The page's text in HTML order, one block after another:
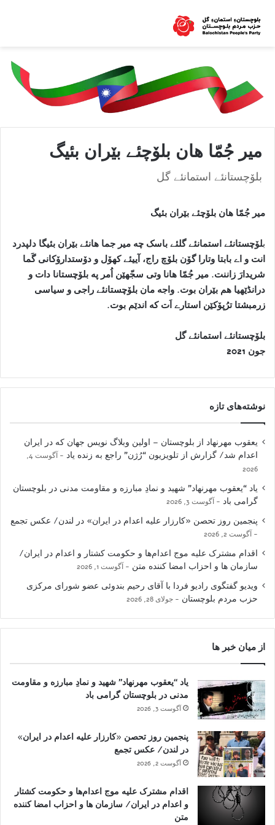
میر جُمّا هان بلۆچئے بێران بئیگ
بلۆچستانئے استمانئے گل
میر جُمّا هان بلۆچئے بێران بئیگ
بلۆچستانئے استمانئے گلئے باسک چه میر جما هانئے بێران بئیگا دلپدرد
انت و اے بابتا وتارا گۆن بلۆچ راج، آییئے کهۆل و دۆستدارۆکانی گَما
شریدارَ زاننت. میر جُمّا هانا وتی سجّهێن اُمر په بلۆچستانا دات و
درانڈێهیا هم بێران بوت. واجه مان بلۆچستانئے راجی و سیاسی
زرمبشتا ترُپۆکێن استارے اَت که اندێم بوت.
بلۆچستانئے استمانئے گل
جون 2021
نوشته‌های تازه
یعقوب مهرنهاد از بلوچستان – اولین وبلاگ نویس جهان که در ایران
اعدام شد/ گزارش از تلویزیون “رُژن” راجع به زنده یاد
آگوست 4,
2026
یاد “یعقوب مهرنهاد” شهید و نمادِ مبارزه و مقاومت مدنی در بلوچستان
گرامی باد
آگوست 3, 2026
پنجمین روز تحصن «کارزار علیه اعدام در ایران» در لندن/ عکس تجمع
آگوست 2, 2026
اقدام مشترک علیه موج اعدام‌ها و حکومت کشتار و اعدام در ایران/
سازمان ها و احزاب امضا کننده متن
آگوست 1, 2026
ویدیو گفتگوی رادیو فردا با آقای رحیم بندوئی عضو شورای مرکزی
حزب مردم بلوچستان
جولای 28, 2026
از میان خبر ها
یاد “یعقوب مهرنهاد” شهید و نمادِ مبارزه و مقاومت
مدنی در بلوچستان گرامی باد
آگوست 3, 2026
پنجمین روز تحصن «کارزار علیه اعدام در ایران»
در لندن/ عکس تجمع
آگوست 2, 2026
اقدام مشترک علیه موج اعدام‌ها و حکومت کشتار
و اعدام در ایران/ سازمان ها و احزاب امضا کننده
متن